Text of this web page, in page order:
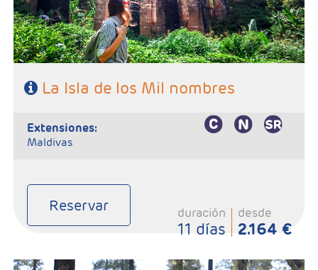
La Isla de los Mil nombres
extensiones:
Maldivas
Reservar duración
11 días
desde
2.164 €